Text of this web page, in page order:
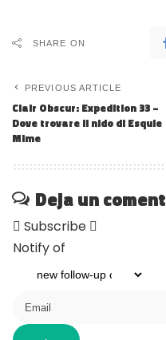
SHARE ON
PREVIOUS ARTICLE
Clair Obscur: Expedition 33 –
Dove trovare il nido di Esquie
Mime
Deja un
Subscribe
Notify of